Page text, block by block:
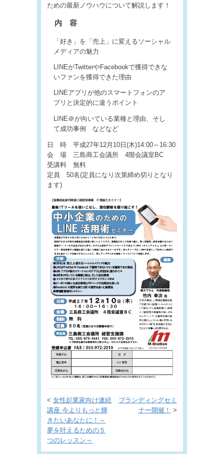
ための最新ノウハウについて解説します！
内 容
「好き」を「売上」に変えるソーシャル
メディアの魅力
LINEがTwitterやFacebookで獲得できな
いファンを獲得できた理由
LINEアプリが他のスマートフォンのア
プリと決定的に違うポイント
LINE＠が向いている業種と理由、そし
て成功事例 などなど
日 時 平成27年12月10日(木)14:00～16:30
会 場 三島商工会議所 4階会議室BC
受講料 無料
定員 50名(定員になり次第締め切りとなり
ます)
<女性起業家向け連続
講座 今よりもっと輝
きたいあなたに！～
夢を叶えるための５
つのレッスン～
ブランディングセミ
ナー開催！
>